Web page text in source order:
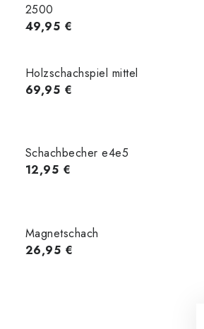
2500
49,95 €
Holzschachspiel mittel
69,95 €
Schachbecher e4e5
12,95 €
Magnetschach
26,95 €